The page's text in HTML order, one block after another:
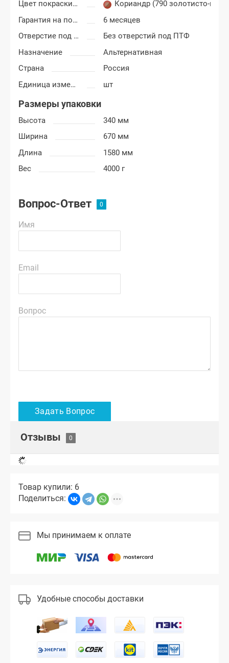
Цвет покраски ВАЗ 2113, 2114, 2115
Кориандр (790 золотисто-
Гарантия на покраску
6 месяцев
Отверстие под ПТФ
Без отверстий под ПТФ
Назначение
Альтернативная
Страна
Россия
Единица измерения
шт
Размеры упаковки
Высота
340 мм
Ширина
670 мм
Длина
1580 мм
Вес
4000 г
Вопрос-Ответ
Имя
Email
Вопрос
Отзывы
Товар купили: 6
Поделиться:
Мы принимаем к оплате
Удобные способы доставки